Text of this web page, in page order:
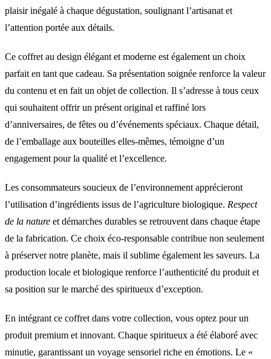
plaisir inégalé à chaque dégustation, soulignant l’artisanat et
l’attention portée aux détails.
Ce coffret au design élégant et moderne est également un choix
parfait en tant que cadeau. Sa présentation soignée renforce la valeur
du contenu et en fait un objet de collection. Il s’adresse à tous ceux
qui souhaitent offrir un présent original et raffiné lors
d’anniversaires, de fêtes ou d’événements spéciaux. Chaque détail,
de l’emballage aux bouteilles elles-mêmes, témoigne d’un
engagement pour la qualité et l’excellence.
Les consommateurs soucieux de l’environnement apprécieront
l’utilisation d’ingrédients issus de l’agriculture biologique. Respect
de la nature et démarches durables se retrouvent dans chaque étape
de la fabrication. Ce choix éco-responsable contribue non seulement
à préserver notre planète, mais il sublime également les saveurs. La
production locale et biologique renforce l’authenticité du produit et
sa position sur le marché des spiritueux d’exception.
En intégrant ce coffret dans votre collection, vous optez pour un
produit premium et innovant. Chaque spiritueux a été élaboré avec
minutie, garantissant un voyage sensoriel riche en émotions. Le «